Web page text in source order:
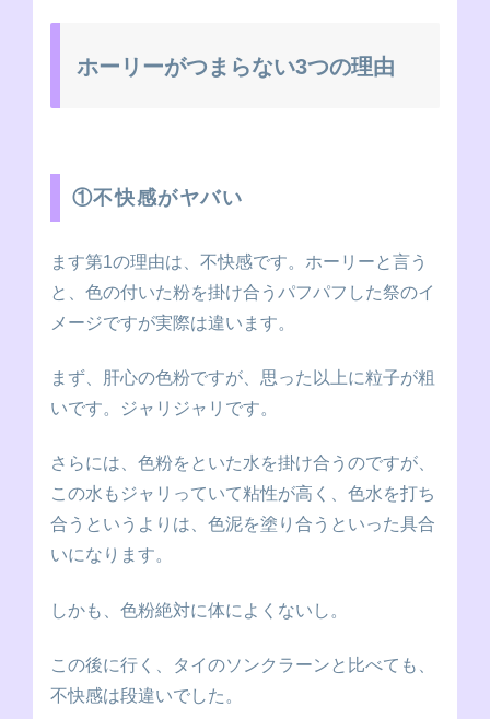
ホーリーがつまらない3つの理由
①不快感がヤバい
ます第1の理由は、不快感です。ホーリーと言う
と、色の付いた粉を掛け合うパフパフした祭のイ
メージですが実際は違います。
まず、肝心の色粉ですが、思った以上に粒子が粗
いです。ジャリジャリです。
さらには、色粉をといた水を掛け合うのですが、
この水もジャリっていて粘性が高く、色水を打ち
合うというよりは、色泥を塗り合うといった具合
いになります。
しかも、色粉絶対に体によくないし。
この後に行く、タイのソンクラーンと比べても、
不快感は段違いでした。